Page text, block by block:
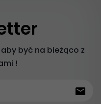
być na bieżąco z
!